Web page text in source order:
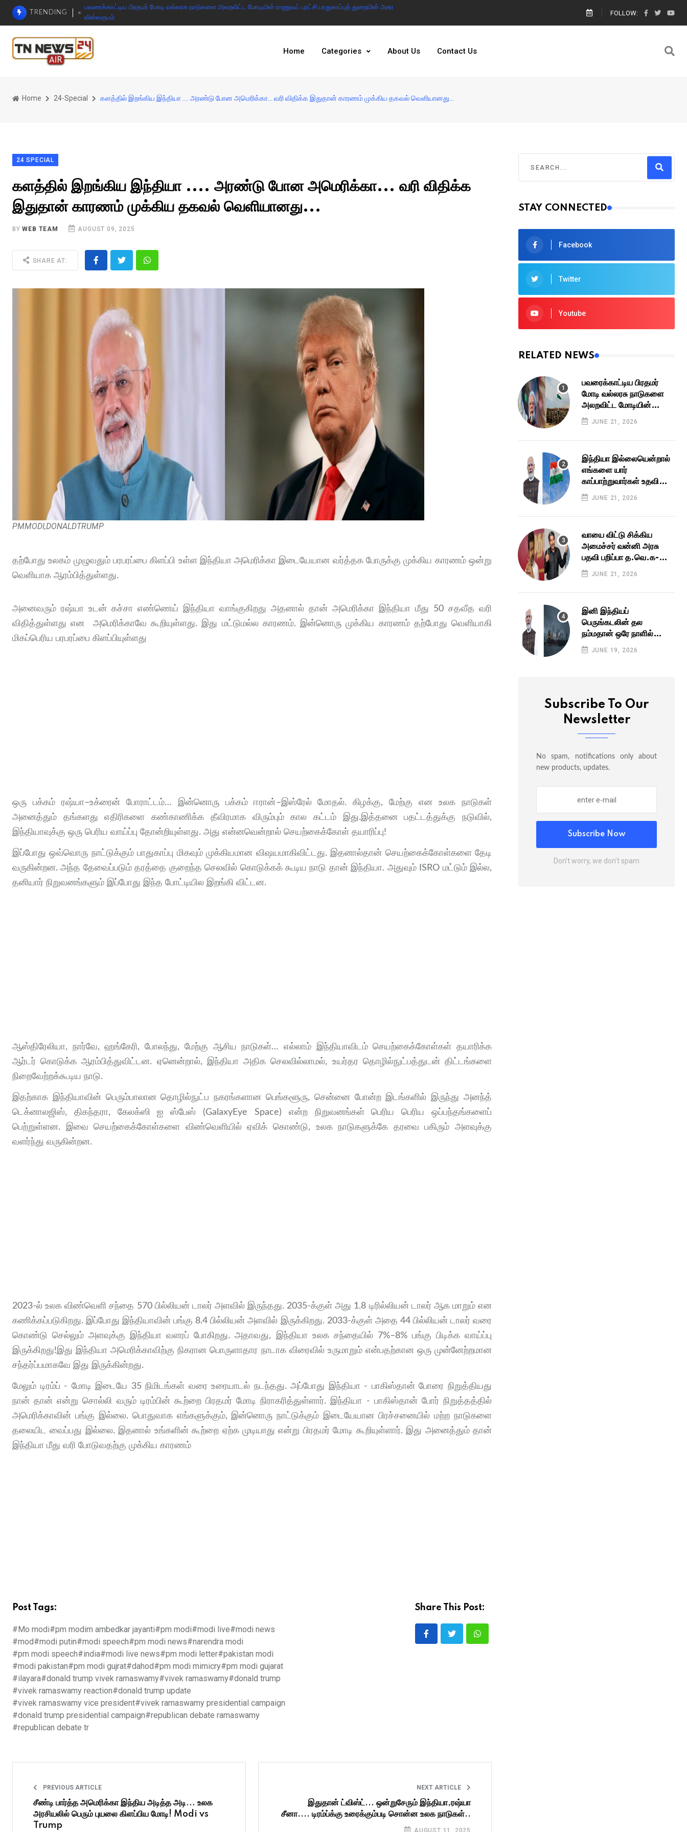
TRENDING
பவரைக்காட்டிய பிரதமர் மோடி வல்லரசு நாடுகளை அலறவிட்ட மோடியின் ராணுவப் புரட்சி பாதுகாப்புத் துறையின் அசுர
விஸ்வரூபம்
இந்தியா இல்லையென்றால் எங்களை யார் காப்பாற்றுவார்கள் உதவி கேட்டு கெஞ்சிய பாலஸ்தீனம்
FOLLOW:
Home Categories About Us Contact Us
Home 24-Special களத்தில் இறங்கிய இந்தியா .... அரண்டு போன அமெரிக்கா... வரி விதிக்க இதுதான் காரணம் முக்கிய தகவல் வெளியானது...
24 SPECIAL
களத்தில் இறங்கிய இந்தியா .... அரண்டு போன அமெரிக்கா... வரி விதிக்க
இதுதான் காரணம் முக்கிய தகவல் வெளியானது...
BYWEB TEAM AUGUST 09, 2025
SHARE AT:
PMMODI,DONALDTRUMP
தற்போது உலகம் முழுவதும் பரபரப்பை கிளப்பி உள்ள இந்தியா அமெரிக்கா இடையேயான வர்த்தக போருக்கு முக்கிய காரணம் ஒன்று
வெளியாக ஆரம்பித்துள்ளது.
அனைவரும் ரஷ்யா உடன் கச்சா எண்ணெய் இந்தியா வாங்குகிறது அதனால் தான் அமெரிக்கா இந்தியா மீது 50 சதவீத வரி
விதித்துள்ளது என அமெரிக்காவே கூறியுள்ளது. இது மட்டுமல்ல காரணம். இன்னொரு முக்கிய காரணம் தற்போது வெளியாகி
மிகப்பெரிய பரபரப்பை கிளப்பியுள்ளது
ஒரு பக்கம் ரஷ்யா–உக்ரைன் போராட்டம்… இன்னொரு பக்கம் ஈரான்–இஸ்ரேல் மோதல். கிழக்கு, மேற்கு என உலக நாடுகள்
அனைத்தும் தங்களது எதிரிகளை கண்காணிக்க தீவிரமாக விரும்பும் கால கட்டம் இது.இத்தனை பதட்டத்துக்கு நடுவில்,
இந்தியாவுக்கு ஒரு பெரிய வாய்ப்பு தோன்றியுள்ளது. அது என்னவென்றால் செயற்கைக்கோள் தயாரிப்பு!
இப்போது ஒவ்வொரு நாட்டுக்கும் பாதுகாப்பு மிகவும் முக்கியமான விஷயமாகிவிட்டது. இதனால்தான் செயற்கைக்கோள்களை தேடி
வருகின்றன. அந்த தேவைப்படும் தரத்தை குறைந்த செலவில் கொடுக்கக் கூடிய நாடு தான் இந்தியா. அதுவும் ISRO மட்டும் இல்ல,
தனியார் நிறுவனங்களும் இப்போது இந்த போட்டியில இறங்கி விட்டன.
ஆஸ்திரேலியா, நார்வே, ஹங்கேரி, போலந்து, மேற்கு ஆசிய நாடுகள்… எல்லாம் இந்தியாவிடம் செயற்கைக்கோள்கள் தயாரிக்க
ஆர்டர் கொடுக்க ஆரம்பித்துவிட்டன. ஏனென்றால், இந்தியா அதிக செலவில்லாமல், உயர்தர தொழில்நுட்பத்துடன் திட்டங்களை
நிறைவேற்றக்கூடிய நாடு.
இதற்காக இந்தியாவின் பெரும்பாலான தொழில்நுட்ப நகரங்களான பெங்களூரு, சென்னை போன்ற இடங்களில் இருந்து அனந்த்
டெக்னாலஜிஸ், திகந்தரா, கேலக்ஸி ஐ ஸ்பேஸ் (GalaxyEye Space) என்ற நிறுவனங்கள் பெரிய பெரிய ஒப்பந்தங்களைப்
பெற்றுள்ளன. இவை செயற்கைக்கோள்களை விண்வெளியில் ஏவிக் கொண்டு, உலக நாடுகளுக்கே தரவை பகிரும் அளவுக்கு
வளர்ந்து வருகின்றன.
2023-ல் உலக விண்வெளி சந்தை 570 பில்லியன் டாலர் அளவில் இருந்தது. 2035-க்குள் அது 1.8 டிரில்லியன் டாலர் ஆக மாறும் என
கணிக்கப்படுகிறது. இப்போது இந்தியாவின் பங்கு 8.4 பில்லியன் அளவில் இருக்கிறது. 2033-க்குள் அதை 44 பில்லியன் டாலர் வரை
கொண்டு செல்லும் அளவுக்கு இந்தியா வளரப் போகிறது. அதாவது, இந்தியா உலக சந்தையில் 7%–8% பங்கு பிடிக்க வாய்ப்பு
இருக்கிறது!இது இந்தியா அமெரிக்காவிற்கு நிகரான பொருளாதார நாடாக விரைவில் உருமாறும் என்பதற்கான ஒரு முன்னேற்றமான
சந்தர்ப்பமாகவே இது இருக்கின்றது.
மேலும் டிரம்ப் - மோடி இடையே 35 நிமிடங்கள் வரை உரையாடல் நடந்தது. அப்போது இந்தியா - பாகிஸ்தான் போரை நிறுத்தியது
நான் தான் என்று சொல்லி வரும் டிரம்பின் கூற்றை பிரதமர் மோடி நிராகரித்துள்ளார். இந்தியா - பாகிஸ்தான் போர் நிறுத்தத்தில்
அமெரிக்காவின் பங்கு இல்லை. பொதுவாக எங்களுக்கும், இன்னொரு நாட்டுக்கும் இடையேயான பிரச்சனையில் மற்ற நாடுகளை
தலையிட வைப்பது இல்லை. இதனால் உங்களின் கூற்றை ஏற்க முடியாது என்று பிரதமர் மோடி கூறியுள்ளார். இது அனைத்தும் தான்
இந்தியா மீது வரி போடுவதற்கு முக்கிய காரணம்
Post Tags:
#Mo modi#pm modim ambedkar jayanti#pm modi#modi live#modi news
#mod#modi putin#modi speech#pm modi news#narendra modi
#pm modi speech#india#modi live news#pm modi letter#pakistan modi
#modi pakistan#pm modi gujrat#dahod#pm modi mimicry#pm modi gujarat
#ilayara#donald trump vivek ramaswamy#vivek ramaswamy#donald trump
#vivek ramaswamy reaction#donald trump update
#vivek ramaswamy vice president#vivek ramaswamy presidential campaign
#donald trump presidential campaign#republican debate ramaswamy
#republican debate tr
Share This Post:
PREVIOUS ARTICLE
சீண்டி பார்த்த அமெரிக்கா இந்திய அடித்த அடி... உலக
அரசியலில் பெரும் புயலை கிளப்பிய மோடி! Modi vs
Trump
NEXT ARTICLE
இதுதான் ட்விஸ்ட்... ஒன்றுசேரும் இந்தியா,ரஷ்யா
சீனா.... டிரம்ப்க்கு உரைக்கும்படி சொன்ன உலக நாடுகள்..
AUGUST 11, 2025
STAY CONNECTED
Facebook
Twitter
Youtube
RELATED NEWS
பவரைக்காட்டிய பிரதமர்
மோடி வல்லரசு நாடுகளை
அலறவிட்ட மோடியின்
ராணுவப் புரட்சி பாதுகாப்புத்
துறையின் அசுர விஸ்வரூபம்
JUNE 21, 2026
இந்தியா இல்லையென்றால்
எங்களை யார்
காப்பாற்றுவார்கள் உதவி
கேட்டு கெஞ்சிய
பாலஸ்தீனம் களமிறங்கிய
மோடி அரசு
JUNE 21, 2026
வாயை விட்டு சிக்கிய
அமைச்சர் வன்னி அரசு
பதவி பறிப்பா த.வெ.க-வில்
உச்சகட்ட பரபரப்பு விஜய்
தலைமைக்கு
தலைவலியான வி.சி.க
JUNE 21, 2026
இனி இந்தியப்
பெருங்கடலின் தல
நம்மதான் ஒரே நாளில்
இறங்கிய 3 ராட்சசன்கள்
இனி நோ என்ட்ரி மீறினா
JUNE 19, 2026
Subscribe To Our
Newsletter
No spam, notifications only about
new products, updates.
Subscribe Now
Don’t worry, we don’t spam